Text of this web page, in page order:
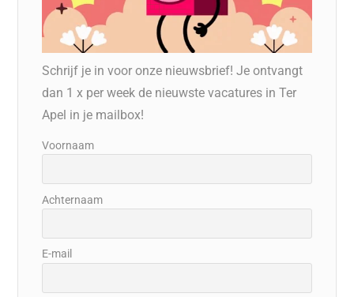
Schrijf je in voor onze nieuwsbrief! Je ontvangt
dan 1 x per week de nieuwste vacatures in Ter
Apel in je mailbox!
Voornaam
Achternaam
E-mail